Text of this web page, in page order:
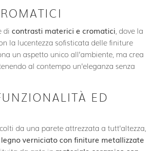
dicontrasti materici e cromatici , dove la
la lucentezza sofisticata delle finiture
un aspetto unico all’ambiente, ma crea
al contempo un’eleganza senza
ED
da una parete attrezzata a tutt’altezza,
legno verniciato con finiture metallizzate